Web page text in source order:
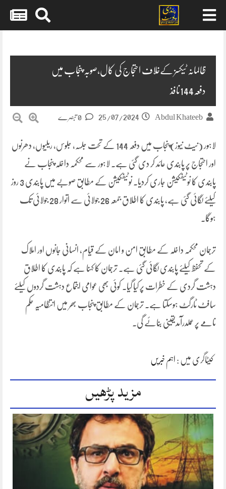
ظالمانہ ٹیکسز کےخلاف احتجاج کی کال،صوبہ پنجاب میں
دفعہ144نافذ
Abdul Khateeb
25/07/2024
لاہور (نیٹ نیوز)پنجاب میں دفعہ 144 کے تحت جلسہ، جلوس، ریلیوں، دھرنوں
اور احتجاج پر پابندی عائد کر دی گئی ہے۔ لاہور سے محکمہ داخلہ پنجاب نے
پابندی کا نوٹیفکیشن جاری کردیا۔ نوٹیفکیشن کے مطابق صوبے میں پابندی 3 روز
کیلئے لگائی گئی ہے، پابندی کا اطلاق جمعہ 26 جولائی سے اتوار 28 جولائی تک
ہوگا۔
ترجمان محکمہ داخلہ کے مطابق امن و امان کے قیام، انسانی جانوں اور املاک
کے تحفظ کیلئے پابندی لگائی گئی ہے۔ ترجمان کا کہنا ہے کہ پابندی کا اطلاق
دہشت گردی کے خطرات پر کیا گیا۔ کوئی بھی عوامی اجتماع دہشت گردوں کیلئے
سافٹ ٹارگٹ ہوسکتا ہے۔ ترجمان کے مطابق پنجاب بھر میں انتظامیہ حکم
نامے پر عملدرآمدیقینی بنائے گی۔
کیٹاگری میں : اہم خبریں
مزید پڑھیں